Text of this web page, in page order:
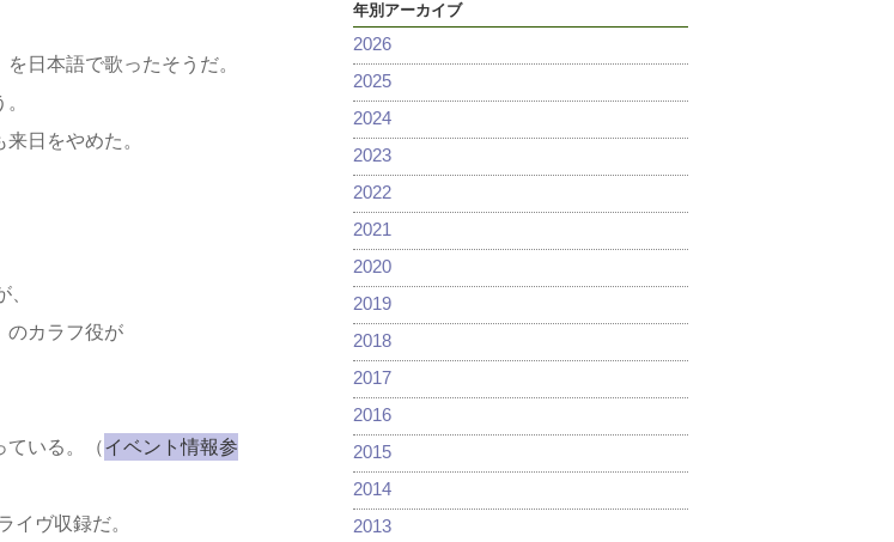
日本語で歌ったそうだ。
日をやめた。
のカラフ役が
ている。（イベント情報参
イヴ収録だ。
年別アーカイブ
2026
2025
2024
2023
2022
2021
2020
2019
2018
2017
2016
2015
2014
2013